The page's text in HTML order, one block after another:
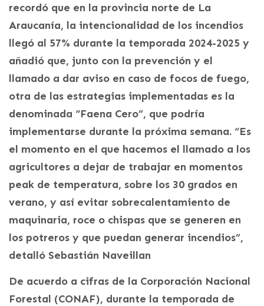
recordó que en la provincia norte de La
Araucanía, la intencionalidad de los incendios
llegó al 57% durante la temporada 2024-2025 y
añadió que, junto con la prevención y el
llamado a dar aviso en caso de focos de fuego,
otra de las estrategias implementadas es la
denominada “Faena Cero”, que podría
implementarse durante la próxima semana. “Es
el momento en el que hacemos el llamado a los
agricultores a dejar de trabajar en momentos
peak de temperatura, sobre los 30 grados en
verano, y así evitar sobrecalentamiento de
maquinaria, roce o chispas que se generen en
los potreros y que puedan generar incendios”,
detalló Sebastián Naveillan
De acuerdo a cifras de la Corporación Nacional
Forestal (CONAF), durante la temporada de